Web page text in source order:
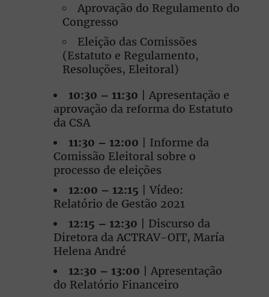
Aprovação do Regulamento do
Congresso
Eleição das Comissões
(Estatuto e Regulamento,
Resoluções, Eleitoral)
10:30 – 11:30 | Apresentação e
aprovação da reforma do Estatuto
da CSA
11:30 – 12:00 | Informe da
Comissão Eleitoral sobre o
processo de eleições
12:00 – 12:15 | Vídeo:
Relatório de Gestão 2021
12:15 – 12:30 | Discurso da
Diretora da ACTRAV-OIT, María
Helena André
12:30 – 13:00 | Apresentação
do Relatório Financeiro